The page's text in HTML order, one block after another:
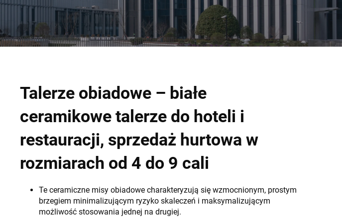
Talerze obiadowe – białe
ceramikowe talerze do hoteli i
restauracji, sprzedaż hurtowa w
rozmiarach od 4 do 9 cali
Te ceramiczne misy obiadowe charakteryzują się wzmocnionym, prostym
brzegiem minimalizującym ryzyko skaleczeń i maksymalizującym
możliwość stosowania jednej na drugiej.